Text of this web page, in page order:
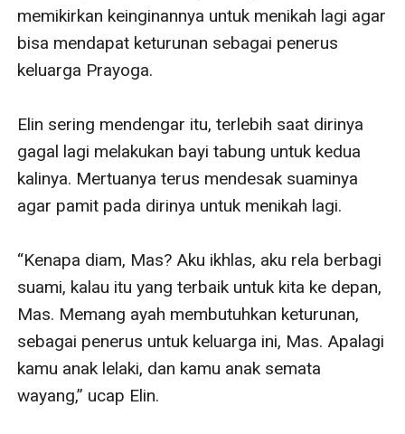
memikirkan keinginannya untuk menikah lagi agar
bisa mendapat keturunan sebagai penerus
keluarga Prayoga.
Elin sering mendengar itu, terlebih saat dirinya
gagal lagi melakukan bayi tabung untuk kedua
kalinya. Mertuanya terus mendesak suaminya
agar pamit pada dirinya untuk menikah lagi.
“Kenapa diam, Mas? Aku ikhlas, aku rela berbagi
suami, kalau itu yang terbaik untuk kita ke depan,
Mas. Memang ayah membutuhkan keturunan,
sebagai penerus untuk keluarga ini, Mas. Apalagi
kamu anak lelaki, dan kamu anak semata
wayang,” ucap Elin.